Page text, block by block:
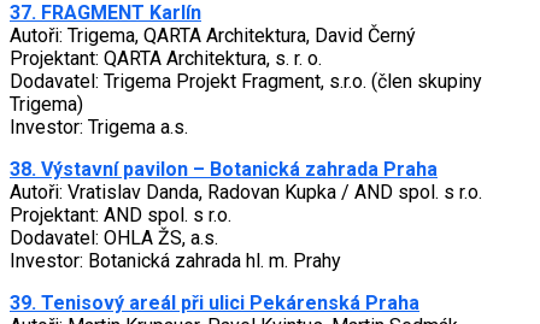
37. FRAGMENT Karlín
Autoři: Trigema, QARTA Architektura, David Černý
Projektant: QARTA Architektura, s. r. o.
Dodavatel: Trigema Projekt Fragment, s.r.o. (člen skupiny
Trigema)
Investor: Trigema a.s.
38. Výstavní pavilon – Botanická zahrada Praha
Autoři: Vratislav Danda, Radovan Kupka / AND spol. s r.o.
Projektant: AND spol. s r.o.
Dodavatel: OHLA ŽS, a.s.
Investor: Botanická zahrada hl. m. Prahy
39. Tenisový areál při ulici Pekárenská Praha